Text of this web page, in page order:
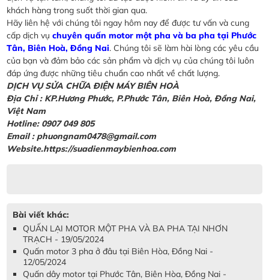
khách hàng trong suốt thời gian qua.
Hãy liên hệ với chúng tôi ngay hôm nay để được tư vấn và cung
cấp dịch vụchuyên quấn motor một pha và ba pha tại Phước
Tân, Biên Hoà, Đồng Nai. Chúng tôi sẽ làm hài lòng các yêu cầu
của bạn và đảm bảo các sản phẩm và dịch vụ của chúng tôi luôn
đáp ứng được những tiêu chuẩn cao nhất về chất lượng.
DỊCH VỤ SỬA CHỮA ĐIỆN MÁY BIÊN HOÀ
Địa Chỉ : KP.Hương Phước, P.Phước Tân, Biên Hoà, Đồng Nai,
Việt Nam
Hotline: 0907 049 805
Email : phuongnam0478@gmail.com
Website.https://suadienmaybienhoa.com
Bài viết khác:
QUẤN LẠI MOTOR MỘT PHA VÀ BA PHA TẠI NHƠN
TRẠCH - 19/05/2024
Quấn motor 3 pha ở đâu tại Biên Hòa, Đồng Nai -
12/05/2024
Quấn dây motor tại Phước Tân, Biên Hòa, Đồng Nai -